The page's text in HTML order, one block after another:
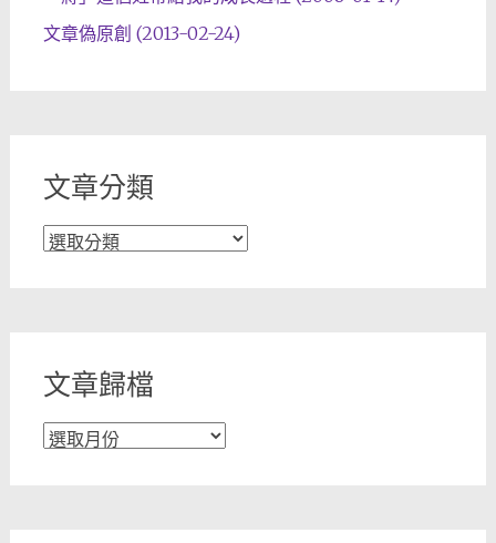
文章偽原創 (2013-02-24)
文章分類
文
文章歸檔
文